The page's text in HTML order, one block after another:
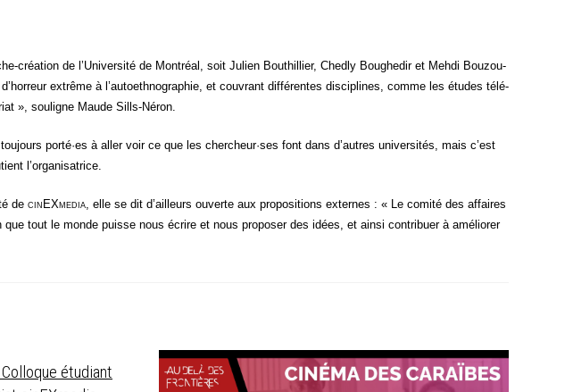
créa­tion de l’Université de Mont­réal, soit Julien Bou­thil­lier, Ched­ly Bou­ghe­dir et Meh­di Bou­zou­
extrême à l’autoethnographie, et cou­vrant dif­fé­rentes dis­ci­plines, comme les études télé­
», sou­ligne Maude Sills-Néron.
porté·es à aller voir ce que les chercheur·ses font dans d’autres uni­ver­si­tés, mais c’est
l’organisatrice.
de cinEXmedia , elle se dit d’ailleurs ouverte aux pro­po­si­tions externes : « Le comi­té des affaires
tout le monde puisse nous écrire et nous pro­po­ser des idées, et ain­si contri­buer à amé­lio­rer
étudiant